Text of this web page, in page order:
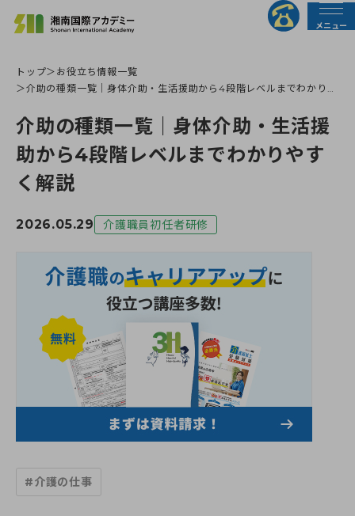
メニュー
法人の皆様へ 行政の皆様へ
トップページ
介護職員初任者研修
介護福祉士実務者研修
介護福祉士受験対策講座
すべての講座
すべての講座
介護職員初任者研修
介護福祉士実務者研修
介護福祉士受験対策講座
マナリエ
海老名市委託事業「受講料0円」介護職員初任者研修
教室一覧
神奈川県
横須賀校
海老名校
介護求人情報
給付金・助成金について
トップ
お役立ち情報一覧
介助の種類一覧｜身体介助・生活援助から4段階レベルまでわかりや
介助の種類一覧｜身体介助・生活援
助から4段階レベルまでわかりやす
く解説
2026.05.29 介護職員初任者研修
#介護の仕事